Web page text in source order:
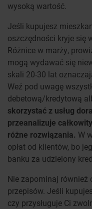
wysoką wartość.
Jeśli kupujesz
oszczędności kryje się
Różnice w marży,
mogą wydawać się
skali 20-30 lat
Weź pod uwagę
debetową/kredytową
skorzystać z usług
przeanalizuje
różne rozwiązania. W
opłat od klientów, bo
banku za udzielony
Nie zapominaj również
przepisów. Jeśli
czy przysługuje Ci